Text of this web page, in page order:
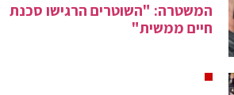
המשטרה: "השוטרים הרגישו סכנת
חיים ממשית"